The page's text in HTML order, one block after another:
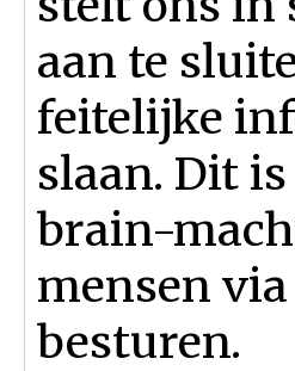
aan te
feitelijke
slaan. Dit
brain-
mensen
besturen.